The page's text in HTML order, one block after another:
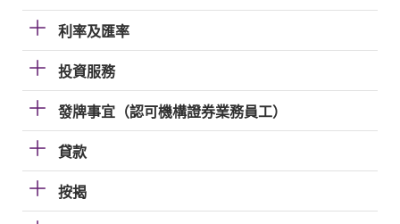
利率及匯率
投資服務
發牌事宜（認可機構證券業務員工）
貸款
按揭